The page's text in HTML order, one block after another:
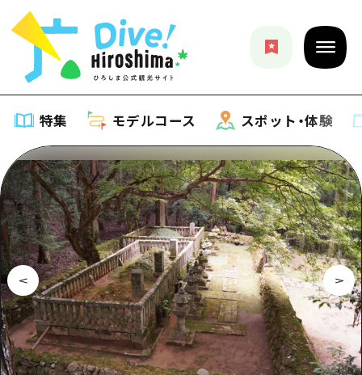
特集 モデルコース スポット・体験
特集
特集一覧
おすすめ
アート
イベント・祭り
グルメ・酒
モデルコース
モデルコース一覧
Dive! Hiroshima 公式ガイド
広島もしもトラベル
あたらしい非日常
スポット・体験
スポット・体験一覧
広島市周辺
イベント